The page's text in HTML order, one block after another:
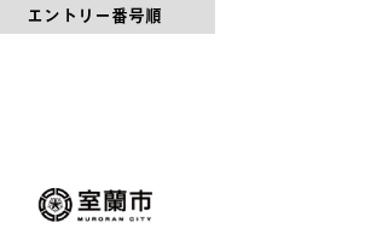
エントリー番号順